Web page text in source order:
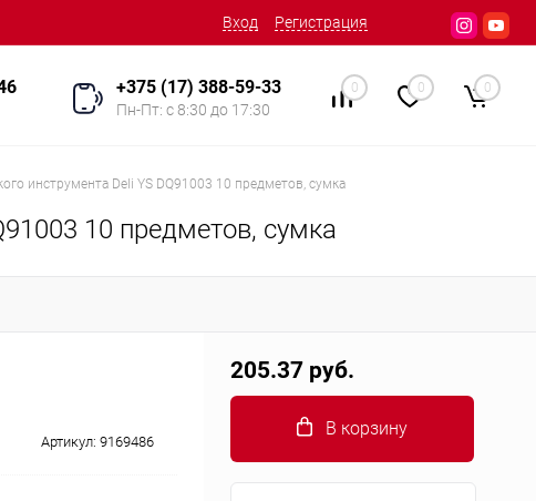
Вход Регистрация
+375 (17) 388-59-33
Пн-Пт: с 8:30 до 17:30
0 0 0
инструмента Deli YS DQ91003 10 предметов, сумка
10 предметов, сумка
Артикул: 9169486
205.37 руб.
В корзину